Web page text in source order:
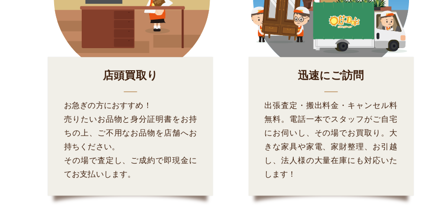
店頭買取り
お急ぎの方におすすめ！
売りたいお品物と身分証明書をお持
ちの上、ご不用なお品物を店舗へお
持ちください。
その場で査定し、ご成約で即現金に
てお支払いします。
迅速にご訪問
出張査定・搬出料金・キャンセル料
無料。電話一本でスタッフがご自宅
にお伺いし、その場でお買取り。大
きな家具や家電、家財整理、お引越
し、法人様の大量在庫にも対応いた
します！